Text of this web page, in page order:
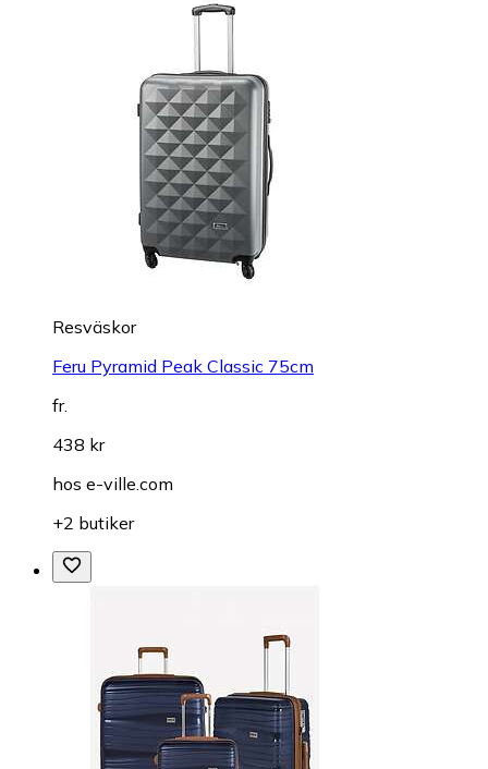
Resväskor
Feru Pyramid Peak Classic 75cm
fr.
438 kr
hos e-ville.com
+2 butiker